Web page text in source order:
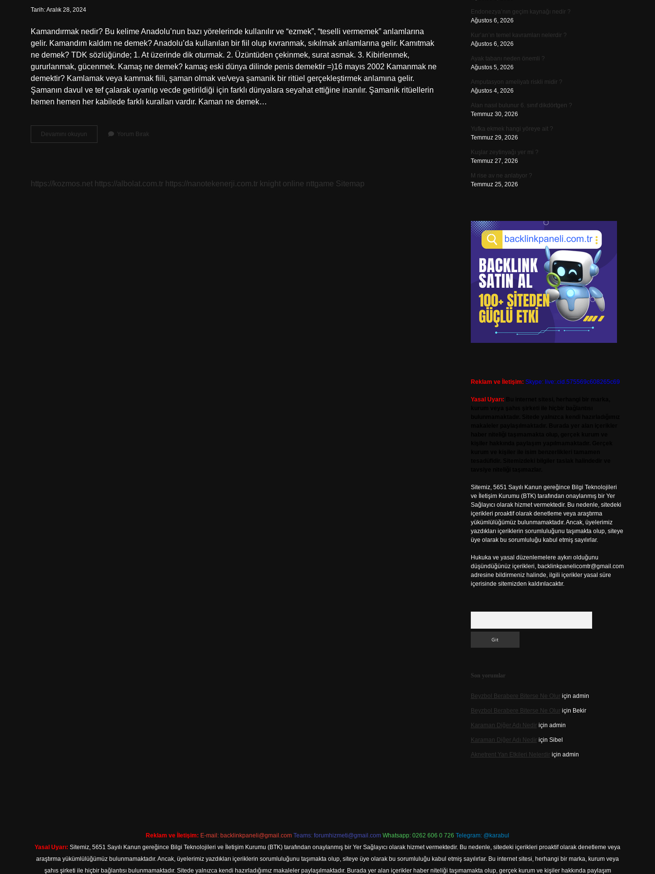
Tarih: Aralık 28, 2024
Kamandırmak nedir? Bu kelime Anadolu’nun bazı yörelerinde kullanılır ve “ezmek”, “teselli vermemek” anlamlarına
gelir. Kamandım kaldım ne demek? Anadolu’da kullanılan bir fiil olup kıvranmak, sıkılmak anlamlarına gelir. Kamıtmak
ne demek? TDK sözlüğünde; 1. At üzerinde dik oturmak. 2. Üzüntüden çekinmek, surat asmak. 3. Kibirlenmek,
gururlanmak, gücenmek. Kamaş ne demek? kamaş eski dünya dilinde penis demektir =)16 mayıs 2002 Kamanmak ne
demektir? Kamlamak veya kammak fiili, şaman olmak ve/veya şamanik bir ritüel gerçekleştirmek anlamına gelir.
Şamanın davul ve tef çalarak uyarılıp vecde getirildiği için farklı dünyalara seyahat ettiğine inanılır. Şamanik ritüellerin
hemen hemen her kabilede farklı kuralları vardır. Kaman ne demek…
Devamını okuyun Kamandırmak
Ne
Yorum Bırak
https://kozmos.net https://albolat.com.tr https://nanotekenerji.com.tr knight online nttgame Sitemap
Endonezya’nın geçim kaynağı nedir ?
Ağustos 6, 2026
Kur’an’ın temel kavramları nelerdir ?
Ağustos 6, 2026
Ayak tabanı neden önemli ?
Ağustos 5, 2026
Amputasyon ameliyatı riskli midir ?
Ağustos 4, 2026
Alan nasıl bulunur 6. sınıf dikdörtgen ?
Temmuz 30, 2026
Yufka ekmek hangi yöreye ait ?
Temmuz 29, 2026
Kuşlar zeytinyağı yer mi ?
Temmuz 27, 2026
M rise av ne anlatıyor ?
Temmuz 25, 2026
Reklam ve İletişim: Skype: live:.cid.575569c608265c69
Yasal Uyarı:
Sitemiz, 5651 Sayılı Kanun gereğince Bilgi Teknolojileri
ve İletişim Kurumu (BTK) tarafından onaylanmış bir Yer
Sağlayıcı olarak hizmet vermektedir. Bu nedenle, sitedeki
içerikleri proaktif olarak denetleme veya araştırma
yükümlülüğümüz bulunmamaktadır. Ancak, üyelerimiz
yazdıkları içeriklerin sorumluluğunu taşımakta olup, siteye
üye olarak bu sorumluluğu kabul etmiş sayılırlar.
Hukuka ve yasal düzenlemelere aykırı olduğunu
düşündüğünüz içerikleri, backlinkpanelicomtr@gmail.com
adresine bildirmeniz halinde, ilgili içerikler yasal süre
içerisinde sitemizden kaldırılacaktır.
Son yorumlar
Beyzbol Berabere Biterse Ne Oluriçin admin
Beyzbol Berabere Biterse Ne Oluriçin Bekir
Karaman Diğer Adı Nediriçin admin
Karaman Diğer Adı Nediriçin Sibel
Aknetrent Yan Etkileri Nelerdiriçin admin
Reklam ve İletişim: E-mail: backlinkpaneli@gmail.com Teams: forumhizmeti@gmail.com Whatsapp: 0262 606 0 726 Telegram: @karabul
Yasal Uyarı: Sitemiz, 5651 Sayılı Kanun gereğince Bilgi Teknolojileri ve İletişim Kurumu (BTK) tarafından onaylanmış bir Yer Sağlayıcı olarak hizmet vermektedir. Bu nedenle, sitedeki içerikleri proaktif olarak denetleme veya
araştırma yükümlülüğümüz bulunmamaktadır. Ancak, üyelerimiz yazdıkları içeriklerin sorumluluğunu taşımakta olup, siteye üye olarak bu sorumluluğu kabul etmiş sayılırlar. Bu internet sitesi, herhangi bir marka, kurum veya
şahıs şirketi ile hiçbir bağlantısı bulunmamaktadır. Sitede yalnızca kendi hazırladığımız makaleler paylaşılmaktadır. Burada yer alan içerikler haber niteliği taşımamakta olup, gerçek kurum ve kişiler hakkında paylaşım